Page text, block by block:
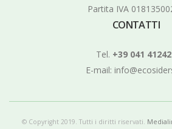
Partita IVA
CONTATTI
Tel. +39 041
E-mail:
© Copyright 2019. Tutti i diritti riservati.